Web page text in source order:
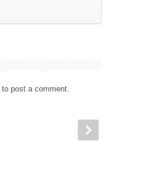
to post a comment.